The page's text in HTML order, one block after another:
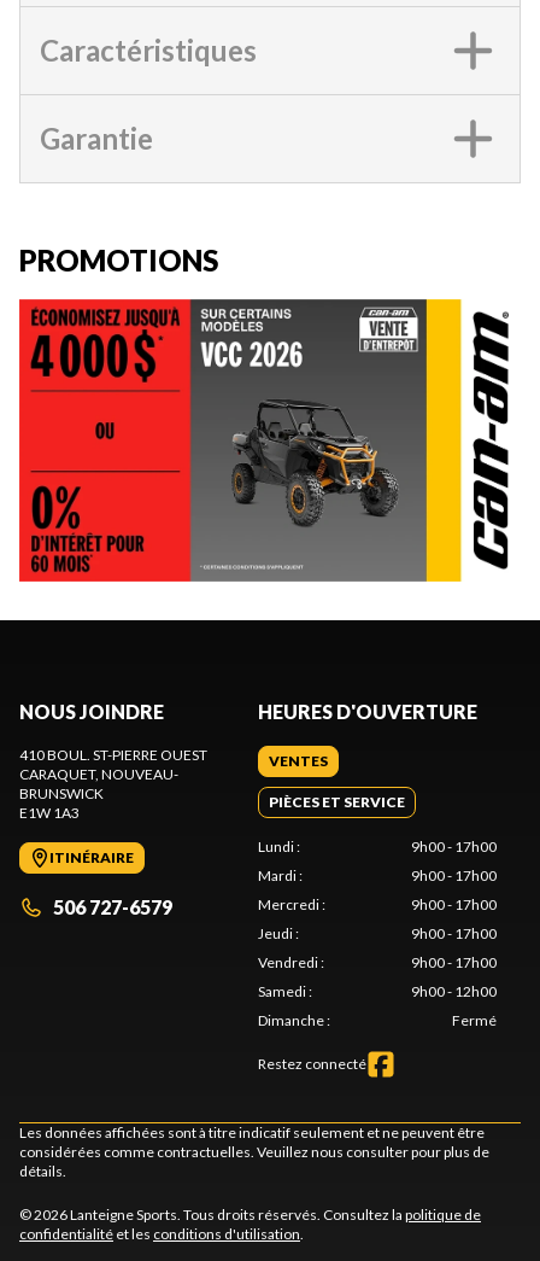
Caractéristiques
Garantie
PROMOTIONS
NOUS JOINDRE
410 BOUL. ST-PIERRE OUEST
CARAQUET, NOUVEAU-
BRUNSWICK
E1W 1A3
ITINÉRAIRE
506 727-6579
HEURES D'OUVERTURE
VENTES
PIÈCES ET SERVICE
Lundi:
9h00 - 17h00
Mardi:
9h00 - 17h00
Mercredi:
9h00 - 17h00
Jeudi:
9h00 - 17h00
Vendredi:
9h00 - 17h00
Samedi:
9h00 - 12h00
Dimanche: Fermé
Restez connecté
Les données affichées sont à titre indicatif seulement et ne peuvent être
considérées comme contractuelles. Veuillez nous consulter pour plus de
détails.
© 2026 Lanteigne Sports. Tous droits réservés. Consultez la politique de
confidentialité et les conditions d'utilisation